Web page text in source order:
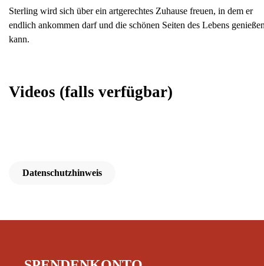
Sterling wird sich über ein artgerechtes Zuhause freuen, in dem er
endlich ankommen darf und die schönen Seiten des Lebens
kann.
Videos (falls verfügbar)
Datenschutzhinweis